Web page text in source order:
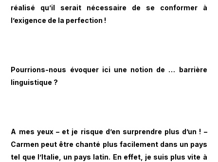
réalisé qu’il serait nécessaire de se conformer à
l’exigence de la perfection !
Pourrions-nous évoquer ici une notion de … barrière
linguistique ?
A mes yeux – et je risque d’en surprendre plus d’un ! –
Carmen peut être chanté plus facilement dans un pays
tel que l’Italie, un pays latin. En effet, je suis plus vite à